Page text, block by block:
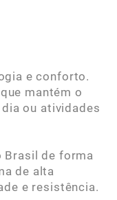
e conforto.
mantém o
ou atividades
Brasil de forma
de alta
e resistência.